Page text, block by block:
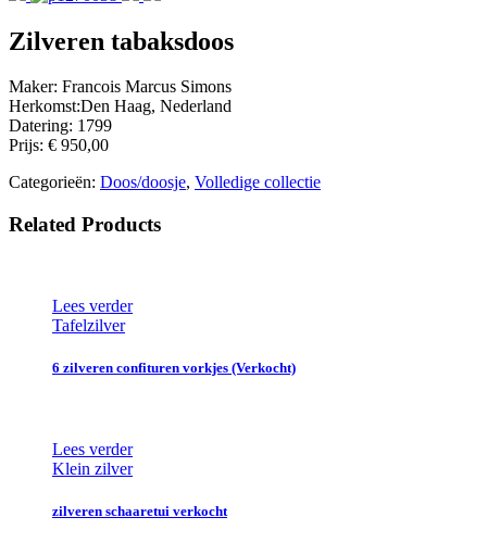
Zilveren tabaksdoos
Maker: Francois Marcus Simons
Herkomst:Den Haag, Nederland
Datering: 1799
Prijs: € 950,00
Categorieën: Doos/doosje, Volledige collectie
Related Products
Lees verder
Tafelzilver
6 zilveren confituren vorkjes (Verkocht)
Lees verder
Klein zilver
zilveren schaaretui verkocht